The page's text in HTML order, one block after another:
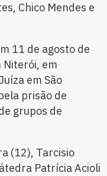
Chico Mendes e
11 de agosto de
Niterói, em
em São
prisão de
grupos de
(12), Tarcisio
Patrícia Acioli